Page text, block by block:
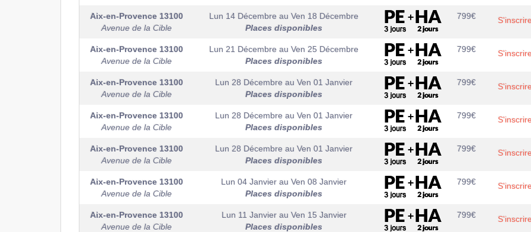
Aix-en-Provence 13100
Avenue de la Cible
Lun 14 Décembre au Ven 18 Décembre
Places disponibles
799€ S'inscrire
Aix-en-Provence 13100
Avenue de la Cible
Lun 21 Décembre au Ven 25 Décembre
Places disponibles
799€ S'inscrire
Aix-en-Provence 13100
Avenue de la Cible
Lun 28 Décembre au Ven 01 Janvier
Places disponibles
799€ S'inscrire
Aix-en-Provence 13100
Avenue de la Cible
Lun 28 Décembre au Ven 01 Janvier
Places disponibles
799€ S'inscrire
Aix-en-Provence 13100
Avenue de la Cible
Lun 28 Décembre au Ven 01 Janvier
Places disponibles
799€ S'inscrire
Aix-en-Provence 13100
Avenue de la Cible
Lun 04 Janvier au Ven 08 Janvier
Places disponibles
799€ S'inscrire
Aix-en-Provence 13100
Avenue de la Cible
Lun 11 Janvier au Ven 15 Janvier
Places disponibles
799€ S'inscrire